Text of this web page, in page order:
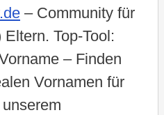
– Community für
Top-Tool:
– Finden
Vornamen für